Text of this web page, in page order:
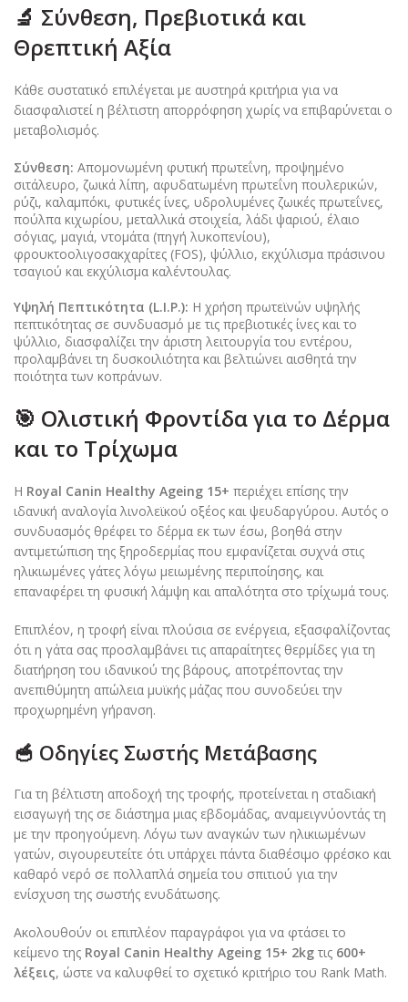
🔬 Σύνθεση, Πρεβιοτικά και
Θρεπτική Αξία
Κάθε συστατικό επιλέγεται με αυστηρά κριτήρια για να
διασφαλιστεί η βέλτιστη απορρόφηση χωρίς να επιβαρύνεται ο
μεταβολισμός.
Σύνθεση: Απομονωμένη φυτική πρωτεΐνη, προψημένο
σιτάλευρο, ζωικά λίπη, αφυδατωμένη πρωτεΐνη πουλερικών,
ρύζι, καλαμπόκι, φυτικές ίνες, υδρολυμένες ζωικές πρωτεΐνες,
πούλπα κιχωρίου, μεταλλικά στοιχεία, λάδι ψαριού, έλαιο
σόγιας, μαγιά, ντομάτα (πηγή λυκοπενίου),
φρουκτοολιγοσακχαρίτες (FOS), ψύλλιο, εκχύλισμα πράσινου
τσαγιού και εκχύλισμα καλέντουλας.
Υψηλή Πεπτικότητα (L.I.P.): Η χρήση πρωτεϊνών υψηλής
πεπτικότητας σε συνδυασμό με τις πρεβιοτικές ίνες και το
ψύλλιο, διασφαλίζει την άριστη λειτουργία του εντέρου,
προλαμβάνει τη δυσκοιλιότητα και βελτιώνει αισθητά την
ποιότητα των κοπράνων.
🎯 Ολιστική Φροντίδα για το Δέρμα
και το Τρίχωμα
Η Royal Canin Healthy Ageing 15+ περιέχει επίσης την
ιδανική αναλογία λινολεϊκού οξέος και ψευδαργύρου. Αυτός ο
συνδυασμός θρέφει το δέρμα εκ των έσω, βοηθά στην
αντιμετώπιση της ξηροδερμίας που εμφανίζεται συχνά στις
ηλικιωμένες γάτες λόγω μειωμένης περιποίησης, και
επαναφέρει τη φυσική λάμψη και απαλότητα στο τρίχωμά τους.
Επιπλέον, η τροφή είναι πλούσια σε ενέργεια, εξασφαλίζοντας
ότι η γάτα σας προσλαμβάνει τις απαραίτητες θερμίδες για τη
διατήρηση του ιδανικού της βάρους, αποτρέποντας την
ανεπιθύμητη απώλεια μυϊκής μάζας που συνοδεύει την
προχωρημένη γήρανση.
🥣 Οδηγίες Σωστής Μετάβασης
Για τη βέλτιστη αποδοχή της τροφής, προτείνεται η σταδιακή
εισαγωγή της σε διάστημα μιας εβδομάδας, αναμειγνύοντάς τη
με την προηγούμενη. Λόγω των αναγκών των ηλικιωμένων
γατών, σιγουρευτείτε ότι υπάρχει πάντα διαθέσιμο φρέσκο και
καθαρό νερό σε πολλαπλά σημεία του σπιτιού για την
ενίσχυση της σωστής ενυδάτωσης.
Ακολουθούν οι επιπλέον παραγράφοι για να φτάσει το
κείμενο της Royal Canin Healthy Ageing 15+ 2kg τις 600+
λέξεις, ώστε να καλυφθεί το σχετικό κριτήριο του Rank Math.